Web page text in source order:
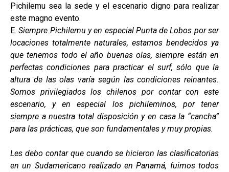
Pichilemu sea la sede y el escenario digno para realizar
este magno evento.
E.Siempre Pichilemu y en especial Punta de Lobos por ser
locaciones totalmente naturales, estamos bendecidos ya
que tenemos todo el año buenas olas, siempre están en
perfectas condiciones para practicar el surf, sólo que la
altura de las olas varía según las condiciones reinantes.
Somos privilegiados los chilenos por contar con este
escenario, y en especial los pichileminos, por tener
siempre a nuestra total disposición y en casa la “cancha”
para las prácticas, que son fundamentales y muy propias.
Les debo contar que cuando se hicieron las clasificatorias
en un Sudamericano realizado en Panamá, fuimos todos